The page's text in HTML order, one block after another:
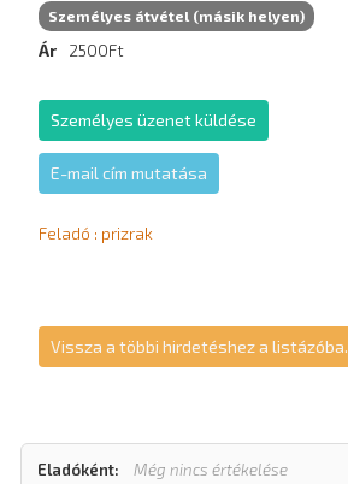
Személyes átvétel (másik helyen)
Ár 2500Ft
Személyes üzenet küldése
E-mail cím mutatása
Feladó : prizrak
Vissza a többi hirdetéshez a listázóba.
Eladóként: Még nincs értékelése